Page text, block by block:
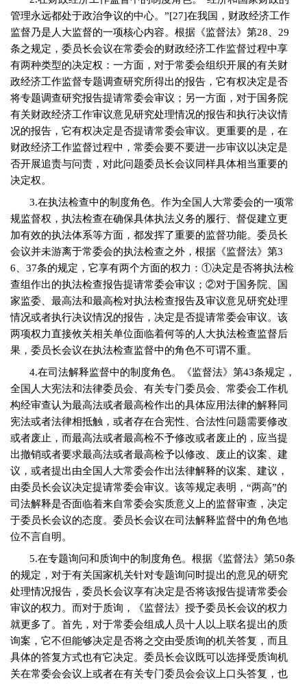
管理永远都处于政治争议的中心。”[27]在我国，财政经济工作
监督乃是人大监督的一项核心内容。根据《监督法》第28
29
条之规定，委员长会议在常委会的财政经济工作监督过程中享
有两种类型的决定权：一方面，对于常委会组织开展的有关财
政经济工作监督专题调查研究所得出的报告，它有权决定是否
将专题调查研究报告提请常委会审议；另一方面，对于国务院
有关财政经济工作审议意见研究处理情况的报告和执行决议情
况的报告，它有权决定是否提请常委会审议。更重要的是，在
财政经济工作监督过程中，常委会要不要进一步审议以决定是
否开展追责与问责，对此问题委员长会议同样具体相当重要的
决定权。
3.在执法检查中的制度角色。作为全国人大常委会的一项常
规监督权，执法检查在确保具体执法义务的履行、督促建立更
加有效的执法体系等方面，都发挥了重要的监督功能。委员长
会议并未游离于常委会的执法检查之外，根据《监督法》第3
6
37条的规定，它享有两个方面的权力：①决定是否将执法检
查组作出的执法检查报告提请常委会审议；②对于国务院、国
家监委、最高法和最高检对执法检查报告及审议意见研究处理
情况或者执行决议情况的报告，决定是否提请常委会审议。该
两项权力直接攸关相关单位面临着何等的人大执法检查监督后
果，委员长会议在执法检查监督中的角色不可谓不重。
4.在司法解释监督中的制度角色。《监督法》第43条规定，
全国人大宪法和法律委员会、有关专门委员会、常委会工作机
构经审查认为最高法或者最高检作出的具体应用法律的解释同
宪法或者法律相抵触，或者存在合宪性、合法性问题需要修改
或者废止，而最高法或者最高检不予修改或者废止的，应当提
出撤销或者要求最高法或者最高检予以修改、废止的议案、建
议，或者提出由全国人大常委会作出法律解释的议案、建议，
由委员长会议决定提请常委会审议。该等规定表明，“两高”的
司法解释是否面临着来自常委会实质意义上的监督审查，决定
于委员长会议的态度。委员长会议在司法解释监督中的角色地
位不言自明。
5.在专题询问和质询中的制度角色。根据《监督法》第50条
的规定，对于有关国家机关针对专题询问时提出的意见的研究
处理情况报告，委员长会议享有决定是否将该报告提请常委会
审议的权力。而对于质询，《监督法》授予委员长会议的权力
就更多了。首先，对于常委会组成人员十人以上联名提出的质
询案，它不但能够决定是否将之交由受质询的机关答复，而且
具体的答复方式也有它决定。委员长会议既可以选择受质询机
关在常委会会议上或者在有关专门委员会会议上口头答复，也